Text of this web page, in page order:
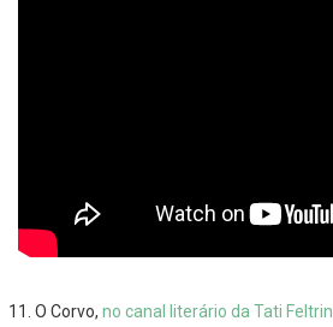
O Corvo, no canal literário da Tati Feltrin